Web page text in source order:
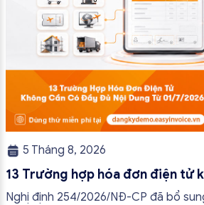
5 Tháng 8, 2026
13 Trường hợp hóa đơn điện tử
đủ nội dung từ 01/7/2026
Nghị định 254/2026/NĐ-CP đã bổ